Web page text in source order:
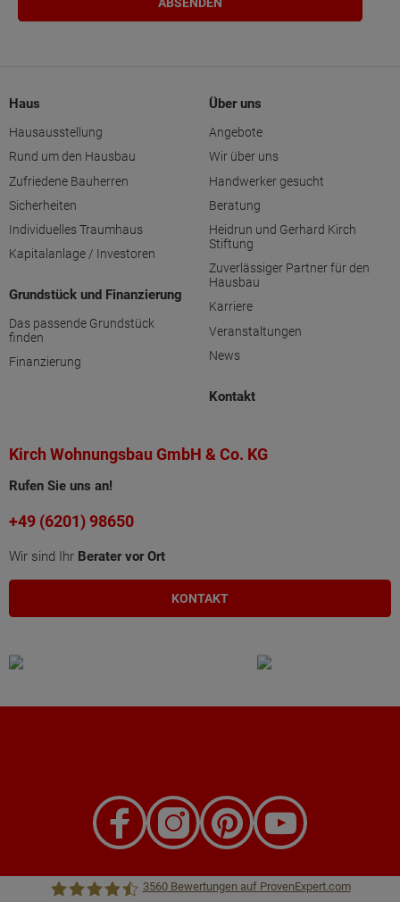
Haus
Hausausstellung
Rund um den Hausbau
Zufriedene Bauherren
Sicherheiten
Individuelles Traumhaus
Kapitalanlage / Investoren
Grundstück und Finanzierung
Das passende Grundstück
finden
Finanzierung
Über uns
Angebote
Wir über uns
Handwerker gesucht
Beratung
Heidrun und Gerhard Kirch
Stiftung
Zuverlässiger Partner für den
Hausbau
Karriere
Veranstaltungen
News
Kontakt
Kirch Wohnungsbau GmbH & Co. KG
Rufen Sie uns an!
+49 (6201) 98650
Wir sind Ihr Berater vor Ort
KONTAKT
3560Bewertungen auf ProvenExpert.com